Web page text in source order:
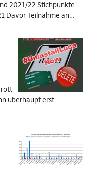
2021/22 Stichpunkte…
Davor Teilnahme an…
überhaupt erst